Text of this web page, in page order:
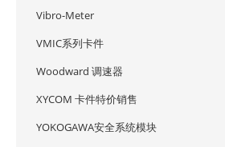
Vibro-Meter
VMIC系列卡件
Woodward 调速器
XYCOM 卡件特价销售
YOKOGAWA安全系统模块